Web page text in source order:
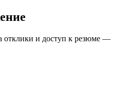
отклики и доступ к резюме —